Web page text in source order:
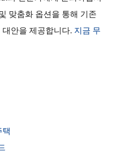
맞춤화 옵션을 통해 기존
안을 제공합니다. 지금 무